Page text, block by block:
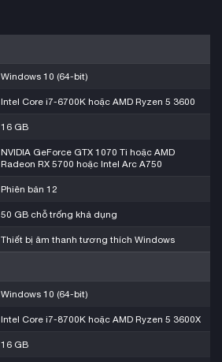
Windows 10 (64-bit)
Intel Core i7-6700K hoặc AMD Ryzen 5 3600
16 GB
NVIDIA GeForce GTX 1070 Ti hoặc AMD
Radeon RX 5700 hoặc Intel Arc A750
Phiên bản 12
50 GB chỗ trống khả dụng
Thiết bị âm thanh tương thích Windows
Windows 10 (64-bit)
Intel Core i7-8700K hoặc AMD Ryzen 5 3600X
16 GB